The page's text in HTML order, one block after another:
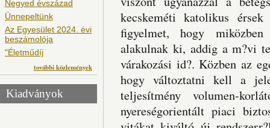
Negyed évszázad
Ünnepeltünk
Az Egyesület 2024. évi
beszámolója
"Életműdíj
további közlemények
Kiadványok
kecskeméti katolikus
figyelmet, hogy miközben
alakulnak ki, addig a m?vi
várakozási id?. Közben az
hogy változtatni kell a
teljesítmény volumen-
nyereségorientált piaci